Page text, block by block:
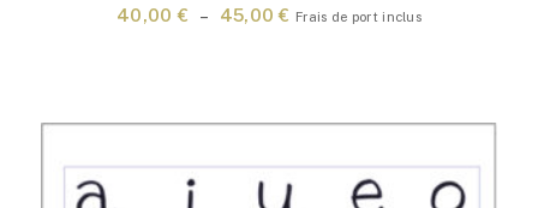
peuvent
40,00€ – 45,00€ Plage
à
Frais de port inclus